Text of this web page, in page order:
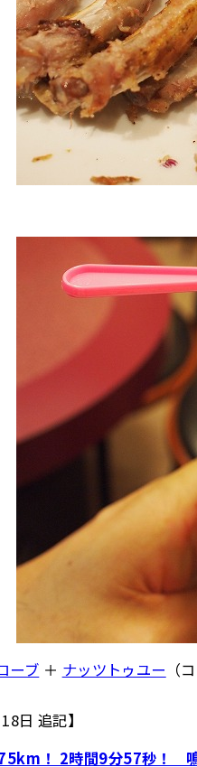
ーブ ＋ ナッツトゥユー （
日 追記】
！ 2時間9分57秒！ 鳴